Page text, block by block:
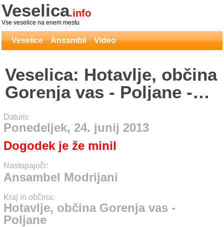
Veselica.info
Vse veselice na enem mestu
Veselice Ansambli Video
Veselica: Hotavlje, občina
Gorenja vas - Poljane -
Ansambel Modrijani
Datum:
Ponedeljek, 24. junij 2013
Dogodek je že minil
Nastopajoči:
Ansambel Modrijani
Kraj in občina:
Hotavlje, občina Gorenja vas -
Poljane